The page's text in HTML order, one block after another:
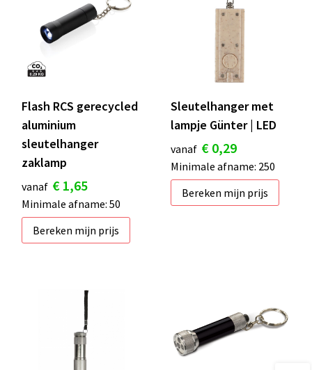
Flash RCS gerecycled
aluminium
sleutelhanger
zaklamp
vanaf € 1,65
Minimale afname: 50
Bereken mijn prijs
Sleutelhanger met
lampje Günter | LED
vanaf € 0,29
Minimale afname: 250
Bereken mijn prijs